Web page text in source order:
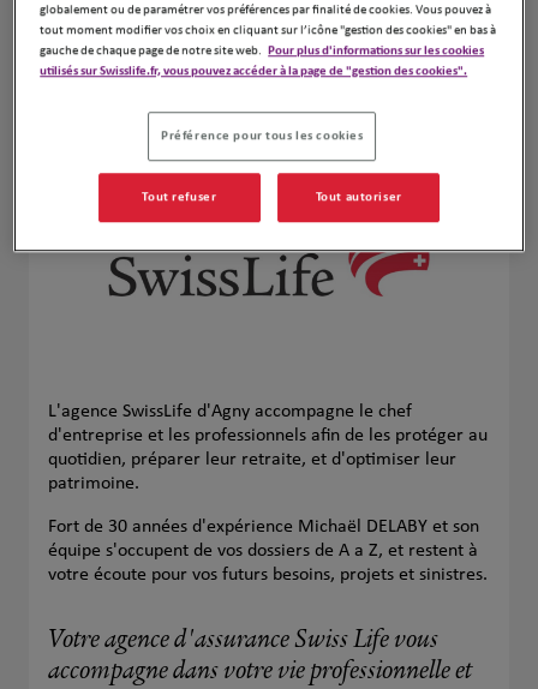
Naviguer Itinéraire
L'agence SwissLife d'Agny accompagne le chef
d'entreprise et les professionnels afin de les protéger au
quotidien, préparer leur retraite, et d'optimiser leur
patrimoine.
Fort de 30 années d'expérience Michaël DELABY et son
équipe s'occupent de vos dossiers de A a Z, et restent à
votre écoute pour vos futurs besoins, projets et sinistres.
Votre agence d'assurance Swiss Life vous
accompagne dans votre vie professionnelle et
globalement ou de paramétrer vos préférences par finalité de cookies. Vous pouvez à
tout moment modifier vos choix en cliquant sur l’icône "gestion des cookies" en bas à
gauche de chaque page de notre site web. Pour plus d'informations sur les cookies
utilisés sur Swisslife.fr, vous pouvez accéder à la page de "gestion des cookies".
Préférence pour tous les cookies
Tout refuser Tout autoriser